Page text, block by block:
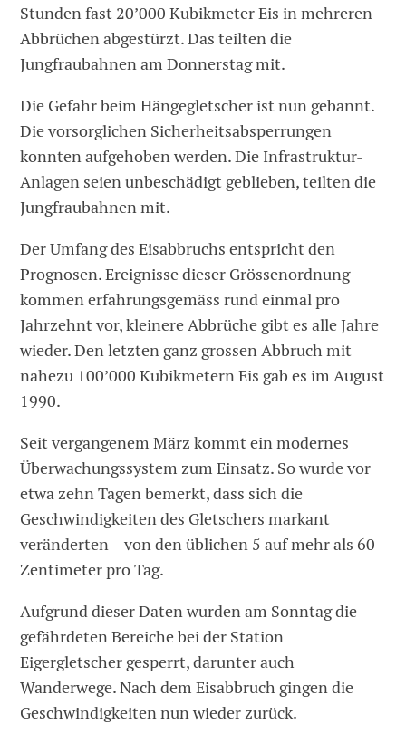
Stunden fast 20’000 Kubikmeter Eis in mehreren
Abbrüchen abgestürzt. Das teilten die
Jungfraubahnen am Donnerstag mit.
Die Gefahr beim Hängegletscher ist nun gebannt.
Die vorsorglichen Sicherheitsabsperrungen
konnten aufgehoben werden. Die Infrastruktur-
Anlagen seien unbeschädigt geblieben, teilten die
Jungfraubahnen mit.
Der Umfang des Eisabbruchs entspricht den
Prognosen. Ereignisse dieser Grössenordnung
kommen erfahrungsgemäss rund einmal pro
Jahrzehnt vor, kleinere Abbrüche gibt es alle Jahre
wieder. Den letzten ganz grossen Abbruch mit
nahezu 100’000 Kubikmetern Eis gab es im August
1990.
Seit vergangenem März kommt ein modernes
Überwachungssystem zum Einsatz. So wurde vor
etwa zehn Tagen bemerkt, dass sich die
Geschwindigkeiten des Gletschers markant
veränderten – von den üblichen 5 auf mehr als 60
Zentimeter pro Tag.
Aufgrund dieser Daten wurden am Sonntag die
gefährdeten Bereiche bei der Station
Eigergletscher gesperrt, darunter auch
Wanderwege. Nach dem Eisabbruch gingen die
Geschwindigkeiten nun wieder zurück.